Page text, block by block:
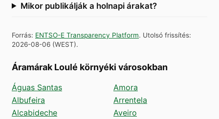
Mikor publikálják a holnapi árakat?
Forrás: ENTSO-E Transparency Platform. Utolsó frissítés:
2026-08-06 (WEST).
Áramárak Loulé környéki városokban
Águas Santas
Albufeira
Alcabideche
Amora
Arrentela
Aveiro